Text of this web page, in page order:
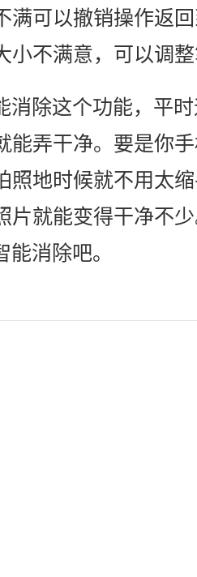
满可以撤销操作返
小不满意，可以调
消除这个功能，平
能弄干净。要是你
照地时候就不用太
片就能变得干净不
消除吧。